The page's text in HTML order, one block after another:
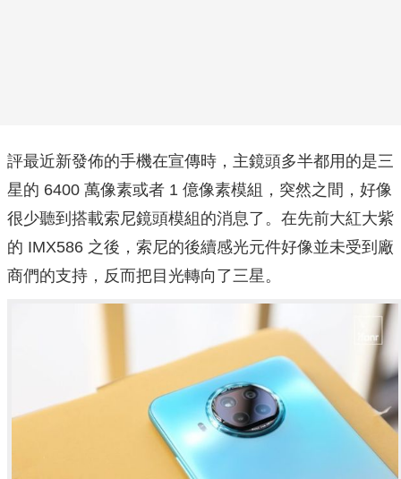
評最近新發佈的手機在宣傳時，主鏡頭多半都用的是三
星的 6400 萬像素或者 1 億像素模組，突然之間，好像
很少聽到搭載索尼鏡頭模組的消息了。在先前大紅大紫
的 IMX586 之後，索尼的後續感光元件好像並未受到廠
商們的支持，反而把目光轉向了三星。